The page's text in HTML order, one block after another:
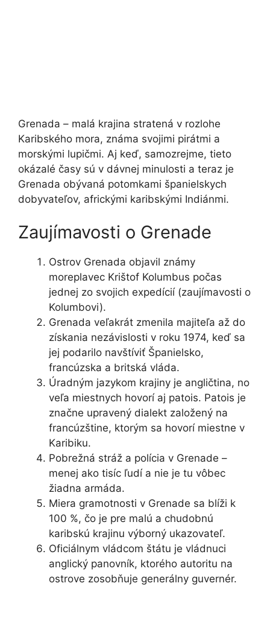
Grenada – malá krajina stratená v rozlohe
Karibského mora, známa svojimi pirátmi a
morskými lupičmi. Aj keď, samozrejme, tieto
okázalé časy sú v dávnej minulosti a teraz je
Grenada obývaná potomkami španielskych
dobyvateľov, africkými karibskými Indiánmi.
Zaujímavosti o Grenade
Ostrov Grenada objavil známy
moreplavec Krištof Kolumbus počas
jednej zo svojich expedícií (zaujímavosti o
Kolumbovi).
Grenada veľakrát zmenila majiteľa až do
získania nezávislosti v roku 1974, keď sa
jej podarilo navštíviť Španielsko,
francúzska a britská vláda.
Úradným jazykom krajiny je angličtina, no
veľa miestnych hovorí aj patois. Patois je
značne upravený dialekt založený na
francúzštine, ktorým sa hovorí miestne v
Karibiku.
Pobrežná stráž a polícia v Grenade –
menej ako tisíc ľudí a nie je tu vôbec
žiadna armáda.
Miera gramotnosti v Grenade sa blíži k
100 %, čo je pre malú a chudobnú
karibskú krajinu výborný ukazovateľ.
Oficiálnym vládcom štátu je vládnuci
anglický panovník, ktorého autoritu na
ostrove zosobňuje generálny guvernér.